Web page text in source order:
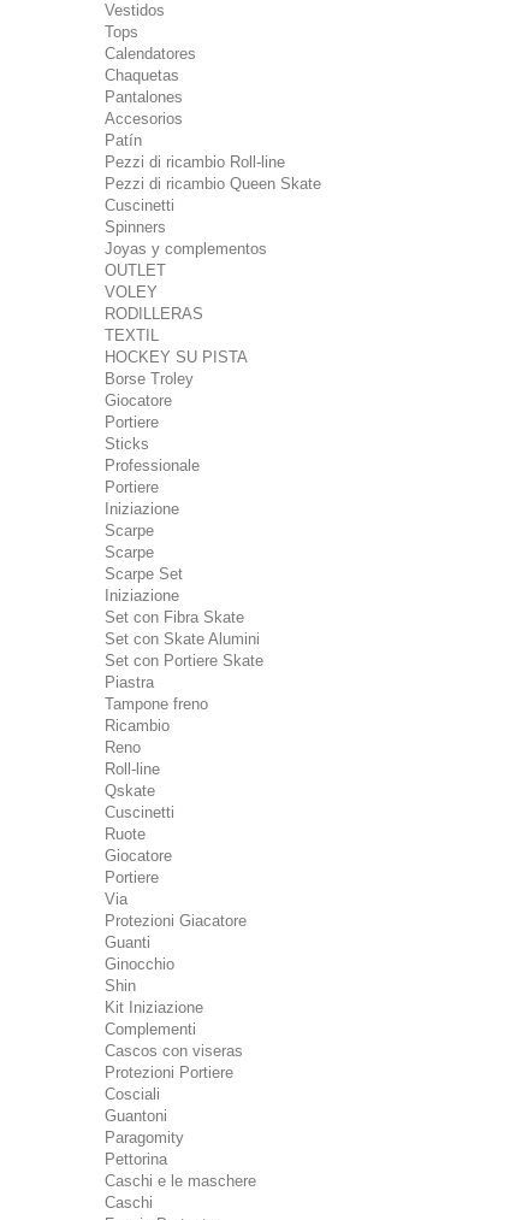
Vestidos
Tops
Calendatores
Chaquetas
Pantalones
Accesorios
Patín
Pezzi di ricambio Roll-line
Pezzi di ricambio Queen Skate
Cuscinetti
Spinners
Joyas y complementos
OUTLET
VOLEY
RODILLERAS
TEXTIL
HOCKEY SU PISTA
Borse Troley
Giocatore
Portiere
Sticks
Professionale
Portiere
Iniziazione
Scarpe
Scarpe
Scarpe Set
Iniziazione
Set con Fibra Skate
Set con Skate Alumini
Set con Portiere Skate
Piastra
Tampone freno
Ricambio
Reno
Roll-line
Qskate
Cuscinetti
Ruote
Giocatore
Portiere
Via
Protezioni Giacatore
Guanti
Ginocchio
Shin
Kit Iniziazione
Complementi
Cascos con viseras
Protezioni Portiere
Cosciali
Guantoni
Paragomity
Pettorina
Caschi e le maschere
Caschi